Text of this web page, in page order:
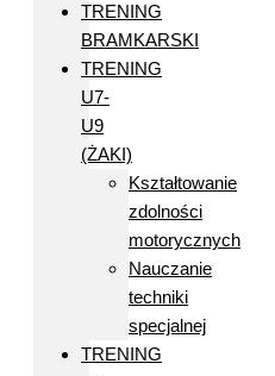
TRENING
BRAMKARSKI
TRENING
U7-
U9
(ŻAKI)
Kształtowanie
zdolności
motorycznych
Nauczanie
techniki
specjalnej
TRENING